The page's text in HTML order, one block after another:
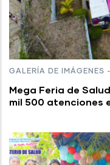
GALERÍA DE IMÁGENES -
Mega Feria de
mil 500 atenciones